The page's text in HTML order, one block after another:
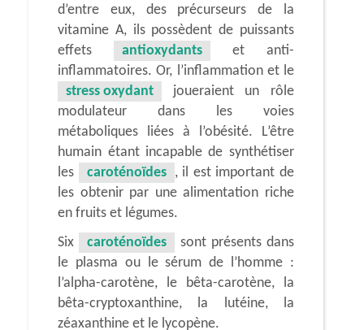
d’entre eux, des précurseurs de la
vitamine A, ils possèdent de puissants
effets
antioxydants
et anti-
inflammatoires. Or, l’inflammation et le
stress oxydant
joueraient un rôle
modulateur dans les voies
métaboliques liées à l’obésité. L’être
humain étant incapable de synthétiser
les
caroténoïdes , il est important de
les obtenir par une alimentation riche
en fruits et légumes.
Six
caroténoïdes
sont présents dans
le plasma ou le sérum de l’homme :
l’alpha-carotène, le bêta-carotène, la
bêta-cryptoxanthine, la lutéine, la
zéaxanthine et le lycopène.